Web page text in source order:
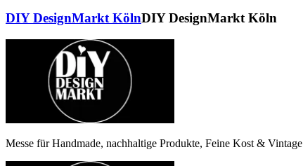
DIY DesignMarkt KölnDIY DesignMarkt Köln
Messe für Handmade, nachhaltige Produkte, Feine Kost & Vintage